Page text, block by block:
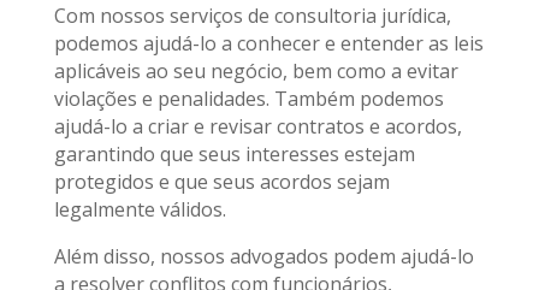
Com nossos serviços de consultoria jurídica,
podemos ajudá-lo a conhecer e entender as leis
aplicáveis ao seu negócio, bem como a evitar
violações e penalidades. Também podemos
ajudá-lo a criar e revisar contratos e acordos,
garantindo que seus interesses estejam
protegidos e que seus acordos sejam
legalmente válidos.
Além disso, nossos advogados podem ajudá-lo
a resolver conflitos com funcionários,